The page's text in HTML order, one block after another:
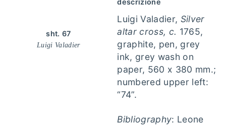
sht. 67
Luigi Valadier
descrizione
Luigi Valadier, Silver
altar cross, c. 1765,
graphite, pen, grey
ink, grey wash on
paper, 560 x 380 mm.;
numbered upper left:
“74”.
Bibliography: Leone